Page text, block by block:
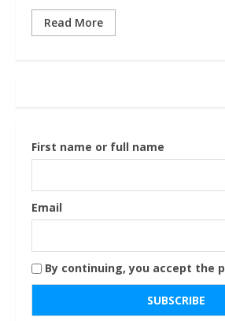
Read More
First name or full name
Email
By continuing, you accept the